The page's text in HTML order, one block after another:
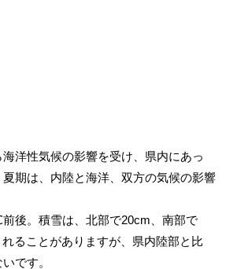
洋性気候の影響を受け、県内にあっ
期は、内陸と海洋、双方の気候の影響
後。積雪は、北部で20cm、南部で
ることがありますが、県内陸部と比
です。